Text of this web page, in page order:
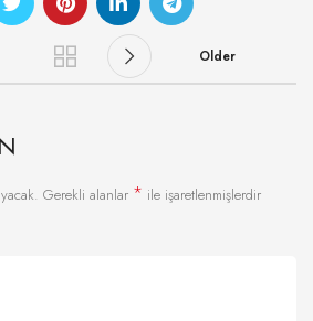
Older
Gerekli alanlar * ile işaretlenmişlerdir